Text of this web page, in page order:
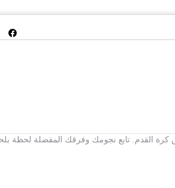
كرة القدم. تابع نجومك وفرقك المفضلة لحظة